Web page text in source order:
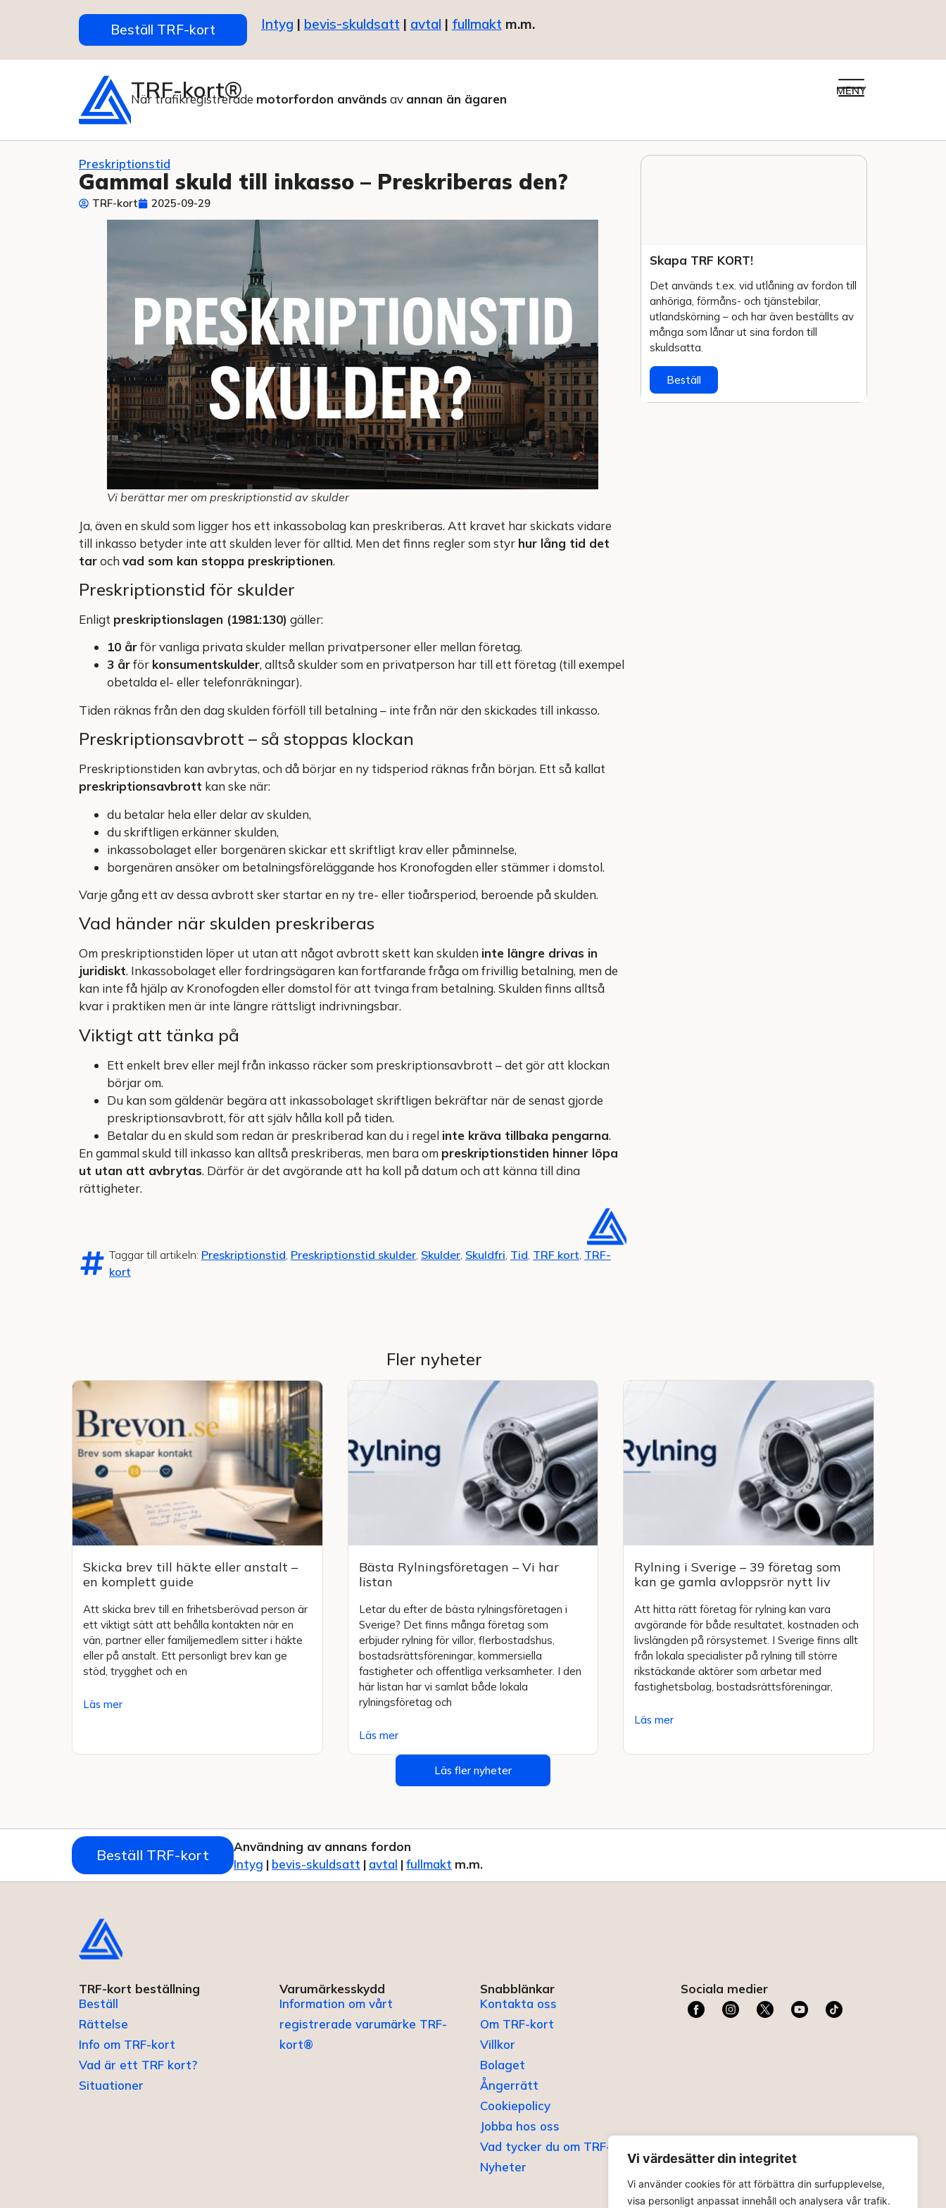
Vi värdesätter din integritet
Vi använder cookies för att förbättra din surfupplevelse,
visa personligt anpassat innehåll och analysera vår trafik.
Beställ TRF-kort Intyg | bevis-skuldsatt | avtal | fullmakt m.m.
TRF-kort®
När trafikregistrerade motorfordon används av annan än ägaren
MENY
Preskriptionstid
Gammal skuld till inkasso – Preskriberas den?
TRF-kort 2025-09-29
Vi berättar mer om preskriptionstid av skulder
Ja, även en skuld som ligger hos ett inkassobolag kan preskriberas. Att kravet har skickats vidare
till inkasso betyder inte att skulden lever för alltid. Men det finns regler som styr hur lång tid det
taroch vad som kan stoppa preskriptionen.
Preskriptionstid för skulder
Enligt preskriptionslagen (1981:130) gäller:
10 årför vanliga privata skulder mellan privatpersoner eller mellan företag.
3 årför konsumentskulder, alltså skulder som en privatperson har till ett företag (till exempel
obetalda el- eller telefonräkningar).
Tiden räknas från den dag skulden förföll till betalning – inte från när den skickades till inkasso.
Preskriptionsavbrott – så stoppas klockan
Preskriptionstiden kan avbrytas, och då börjar en ny tidsperiod räknas från början. Ett så kallat
preskriptionsavbrott kan ske när:
du betalar hela eller delar av skulden,
du skriftligen erkänner skulden,
inkassobolaget eller borgenären skickar ett skriftligt krav eller påminnelse,
borgenären ansöker om betalningsföreläggande hos Kronofogden eller stämmer i domstol.
Varje gång ett av dessa avbrott sker startar en ny tre- eller tioårsperiod, beroende på skulden.
Vad händer när skulden preskriberas
Om preskriptionstiden löper ut utan att något avbrott skett kan skulden inte längre drivas in
juridiskt. Inkassobolaget eller fordringsägaren kan fortfarande fråga om frivillig betalning, men de
kan inte få hjälp av Kronofogden eller domstol för att tvinga fram betalning. Skulden finns alltså
kvar i praktiken men är inte längre rättsligt indrivningsbar.
Viktigt att tänka på
Ett enkelt brev eller mejl från inkasso räcker som preskriptionsavbrott – det gör att klockan
börjar om.
Du kan som gäldenär begära att inkassobolaget skriftligen bekräftar när de senast gjorde
preskriptionsavbrott, för att själv hålla koll på tiden.
Betalar du en skuld som redan är preskriberad kan du i regel inte kräva tillbaka pengarna.
En gammal skuld till inkasso kan alltså preskriberas, men bara om preskriptionstiden hinner löpa
ut utan att avbrytas. Därför är det avgörande att ha koll på datum och att känna till dina
rättigheter.
Taggar till artikeln: Preskriptionstid, Preskriptionstid skulder, Skulder, Skuldfri, Tid, TRF kort, TRF-
kort
Skapa TRF KORT!
Det används t.ex. vid utlåning av fordon till
anhöriga, förmåns- och tjänstebilar,
utlands­körning – och har även beställts av
många som lånar ut sina fordon till
skuldsatta.
Beställ
Fler nyheter
Skicka brev till häkte eller anstalt –
en komplett guide
Att skicka brev till en frihetsberövad person är
ett viktigt sätt att behålla kontakten när en
vän, partner eller familjemedlem sitter i häkte
eller på anstalt. Ett personligt brev kan ge
stöd, trygghet och en
Läs mer
Bästa Rylningsföretagen – Vi har
listan
Letar du efter de bästa rylningsföretagen i
Sverige? Det finns många företag som
erbjuder rylning för villor, flerbostadshus,
bostadsrättsföreningar, kommersiella
fastigheter och offentliga verksamheter. I den
här listan har vi samlat både lokala
rylningsföretag och
Läs mer
Rylning i Sverige – 39 företag som
kan ge gamla avloppsrör nytt liv
Att hitta rätt företag för rylning kan vara
avgörande för både resultatet, kostnaden och
livslängden på rörsystemet. I Sverige finns allt
från lokala specialister på rylning till större
rikstäckande aktörer som arbetar med
fastighetsbolag, bostadsrättsföreningar,
Läs mer
Läs fler nyheter
Beställ TRF-kort
Användning av annans fordon
Intyg | bevis-skuldsatt | avtal |fullmakt m.m.
TRF-kort beställning
Beställ
Rättelse
Info om TRF-kort
Vad är ett TRF kort?
Situationer
Varumärkesskydd
Information om vårt
registrerade varumärke TRF-
kort®
Snabblänkar
Kontakta oss
Om TRF-kort
Villkor
Bolaget
Ångerrätt
Cookiepolicy
Jobba hos oss
Vad tycker du om TRF-kort
Nyheter
Sociala medier